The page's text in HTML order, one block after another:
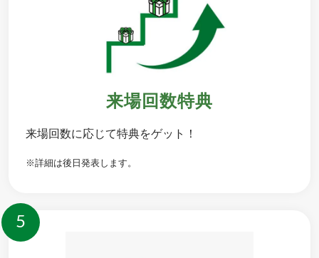
来場回数特典
来場回数に応じて特典をゲット！
※詳細は後日発表します。
5